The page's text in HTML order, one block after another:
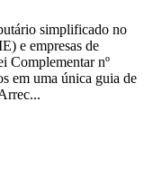
simplificado no
e empresas de
Complementar nº
em uma única guia de